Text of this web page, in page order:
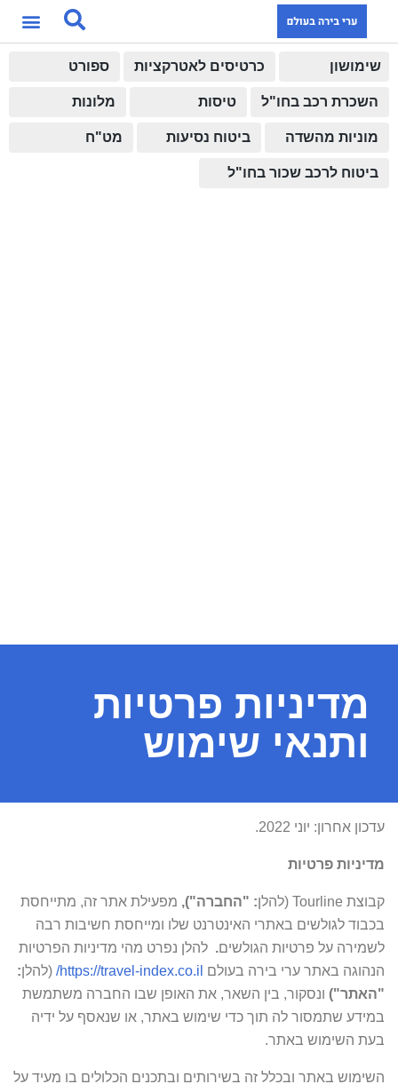
שימושון כרטיסים לאטרקציות ספורט
השכרת רכב בחו"ל טיסות מלונות
מוניות מהשדה ביטוח נסיעות מט"ח
ביטוח לרכב שכור בחו"ל
מדיניות פרטיות
ותנאי שימוש
עדכון אחרון: יוני 2022.
מדיניות פרטיות
קבוצת Tourline (להלן : "החברה"), מפעילת אתר זה, מתייחסת
בכבוד לגולשים באתרי האינטרנט שלו ומייחסת חשיבות רבה
לשמירה על פרטיות הגולשים. להלן נפרט מהי מדיניות הפרטיות
הנהוגה באתר ערי בירה בעולם https://travel-index.co.il/ (להלן:
"האתר") ונסקור, בין השאר, את האופן שבו החברה משתמשת
במידע שתמסור לה תוך כדי שימוש באתר, או שנאסף על ידיה
בעת השימוש באתר.
השימוש באתר ובכלל זה בשירותים ובתכנים הכלולים בו מעיד על